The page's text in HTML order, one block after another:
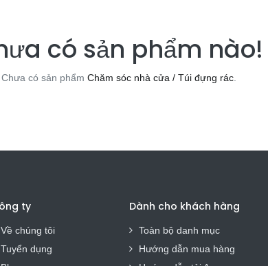
có sản phẩm nào!
Chưa có sản phẩm Chăm sóc nhà cửa / Túi đựng rác
ty
Về chúng tôi
Tuyển dụng
Dành cho khách hàng
Toàn bộ danh mục
Hướng dẫn mua hàng